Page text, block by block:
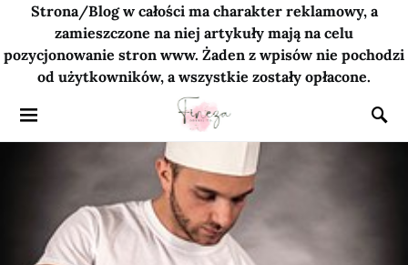
Strona/Blog w całości ma charakter reklamowy, a
zamieszczone na niej artykuły mają na celu
pozycjonowanie stron www. Żaden z wpisów nie pochodzi
od użytkowników, a wszystkie zostały opłacone.